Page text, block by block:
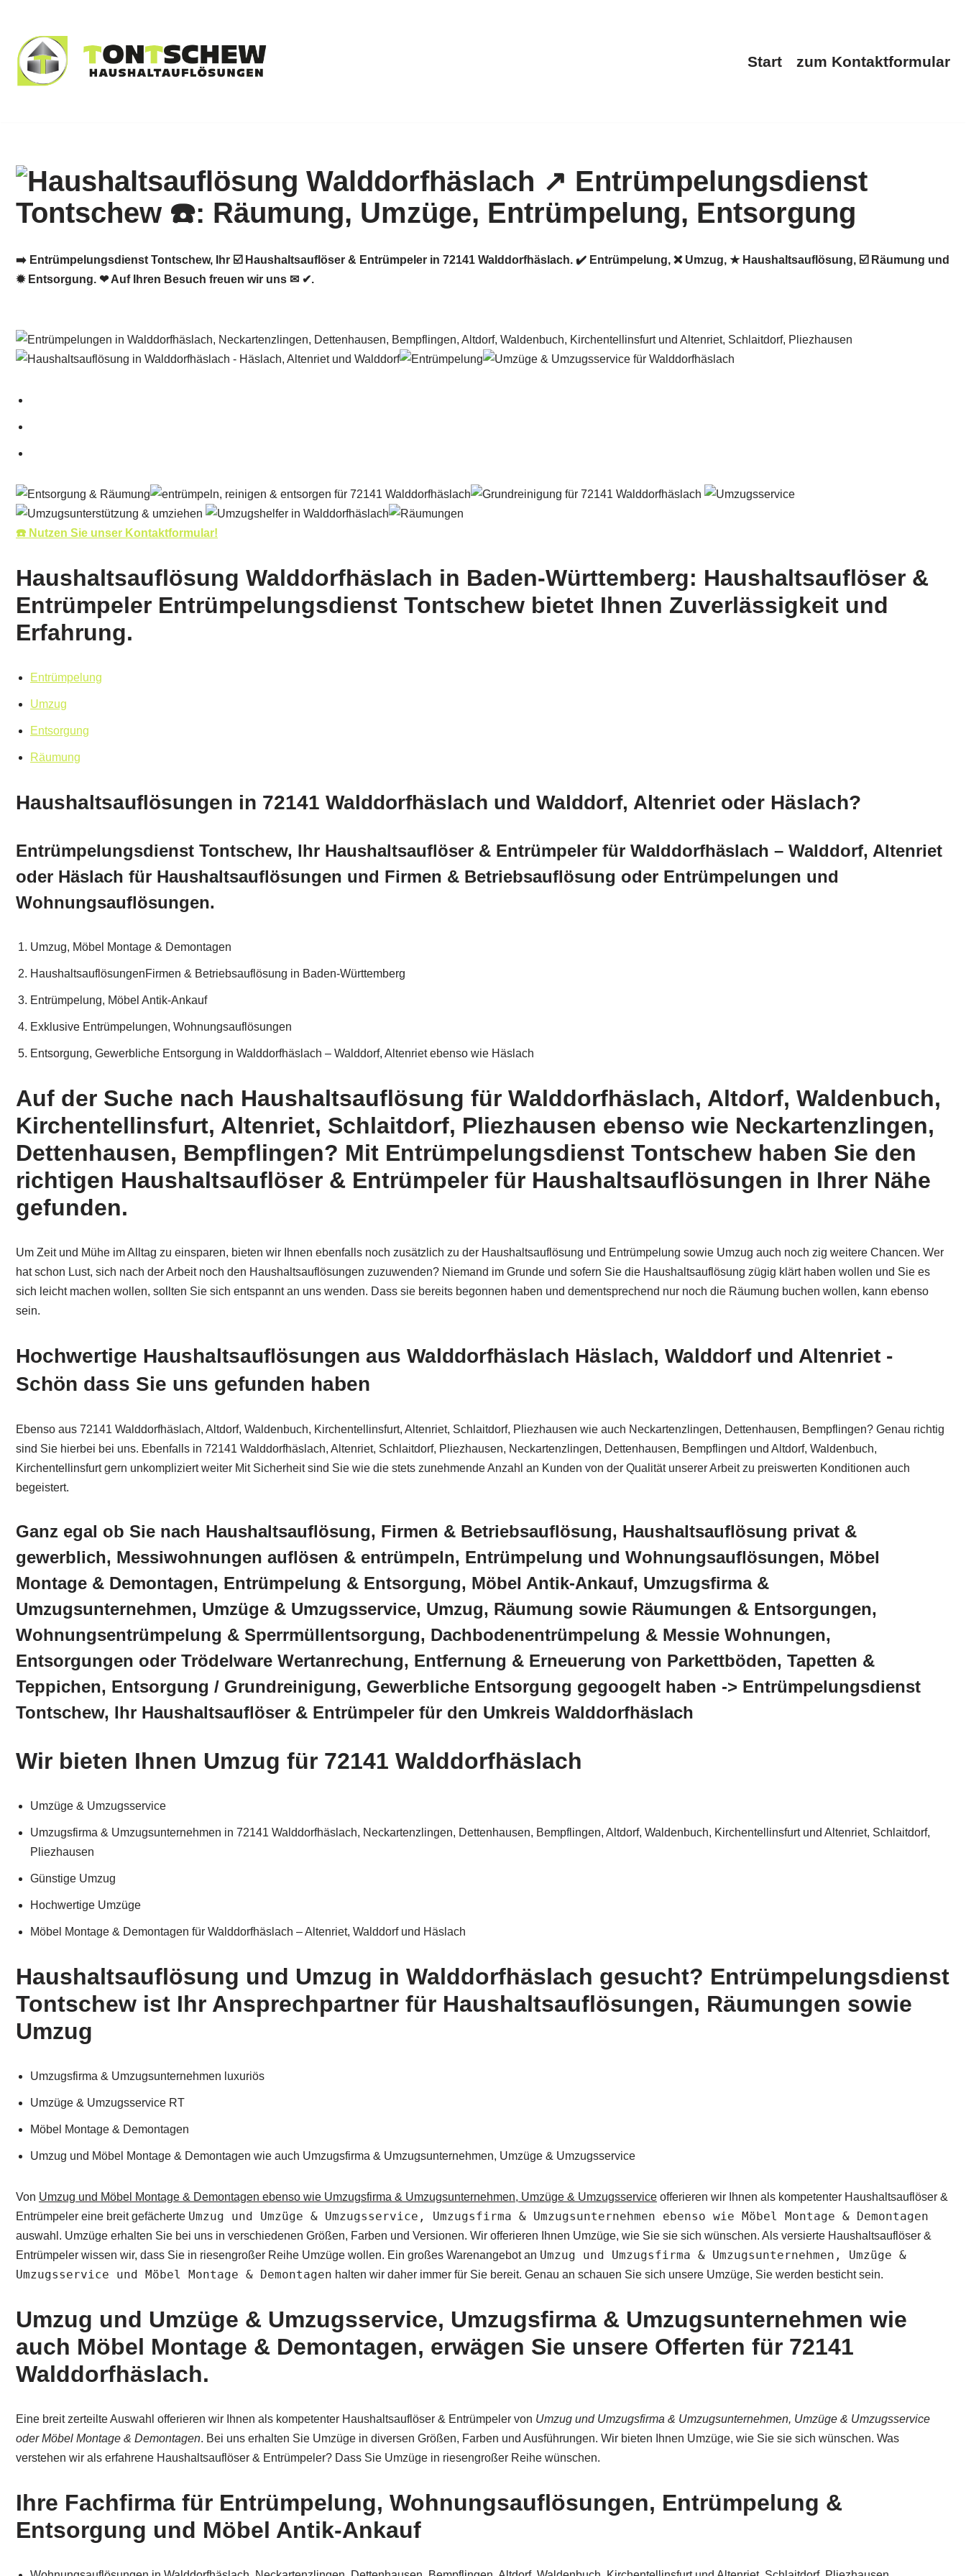
Zum
Inhalt
springen
Start zum Kontaktformular
➡️ Entrümpelungsdienst Tontschew, Ihr ☑️ Haushaltsauflöser & Entrümpeler in 72141 Walddorfhäslach. ✔️ Entrümpelung, ❌ Umzug, ★ Haushaltsauflösung, ☑️ Räumung und
✹ Entsorgung. ❤ Auf Ihren Besuch freuen wir uns ✉ ✔.
☎️ Nutzen Sie unser Kontaktformular!
Haushaltsauflösung Walddorfhäslach in Baden-Württemberg: Haushaltsauflöser &
Entrümpeler Entrümpelungsdienst Tontschew bietet Ihnen Zuverlässigkeit und
Erfahrung.
Entrümpelung
Umzug
Entsorgung
Räumung
Haushaltsauflösungen in 72141 Walddorfhäslach und Walddorf, Altenriet oder Häslach?
Entrümpelungsdienst Tontschew, Ihr Haushaltsauflöser & Entrümpeler für Walddorfhäslach – Walddorf, Altenriet
oder Häslach für Haushaltsauflösungen und Firmen & Betriebsauflösung oder Entrümpelungen und
Wohnungsauflösungen.
Umzug, Möbel Montage & Demontagen
HaushaltsauflösungenFirmen & Betriebsauflösung in Baden-Württemberg
Entrümpelung, Möbel Antik-Ankauf
Exklusive Entrümpelungen, Wohnungsauflösungen
Entsorgung, Gewerbliche Entsorgung in Walddorfhäslach – Walddorf, Altenriet ebenso wie Häslach
Auf der Suche nach Haushaltsauflösung für Walddorfhäslach, Altdorf, Waldenbuch,
Kirchentellinsfurt, Altenriet, Schlaitdorf, Pliezhausen ebenso wie Neckartenzlingen,
Dettenhausen, Bempflingen? Mit Entrümpelungsdienst Tontschew haben Sie den
richtigen Haushaltsauflöser & Entrümpeler für Haushaltsauflösungen in Ihrer Nähe
gefunden.
Um Zeit und Mühe im Alltag zu einsparen, bieten wir Ihnen ebenfalls noch zusätzlich zu der Haushaltsauflösung und Entrümpelung sowie Umzug auch noch zig weitere Chancen. Wer
hat schon Lust, sich nach der Arbeit noch den Haushaltsauflösungen zuzuwenden? Niemand im Grunde und sofern Sie die Haushaltsauflösung zügig klärt haben wollen und Sie es
sich leicht machen wollen, sollten Sie sich entspannt an uns wenden. Dass sie bereits begonnen haben und dementsprechend nur noch die Räumung buchen wollen, kann ebenso
sein.
Hochwertige Haushaltsauflösungen aus Walddorfhäslach Häslach, Walddorf und Altenriet -
Schön dass Sie uns gefunden haben
Ebenso aus 72141 Walddorfhäslach, Altdorf, Waldenbuch, Kirchentellinsfurt, Altenriet, Schlaitdorf, Pliezhausen wie auch Neckartenzlingen, Dettenhausen, Bempflingen? Genau richtig
sind Sie hierbei bei uns. Ebenfalls in 72141 Walddorfhäslach, Altenriet, Schlaitdorf, Pliezhausen, Neckartenzlingen, Dettenhausen, Bempflingen und Altdorf, Waldenbuch,
Kirchentellinsfurt gern unkompliziert weiter Mit Sicherheit sind Sie wie die stets zunehmende Anzahl an Kunden von der Qualität unserer Arbeit zu preiswerten Konditionen auch
begeistert.
Ganz egal ob Sie nach Haushaltsauflösung, Firmen & Betriebsauflösung, Haushaltsauflösung privat &
gewerblich, Messiwohnungen auflösen & entrümpeln, Entrümpelung und Wohnungsauflösungen, Möbel
Montage & Demontagen, Entrümpelung & Entsorgung, Möbel Antik-Ankauf, Umzugsfirma &
Umzugsunternehmen, Umzüge & Umzugsservice, Umzug, Räumung sowie Räumungen & Entsorgungen,
Wohnungsentrümpelung & Sperrmüllentsorgung, Dachbodenentrümpelung & Messie Wohnungen,
Entsorgungen oder Trödelware Wertanrechung, Entfernung & Erneuerung von Parkettböden, Tapetten &
Teppichen, Entsorgung / Grundreinigung, Gewerbliche Entsorgung gegoogelt haben -> Entrümpelungsdienst
Tontschew, Ihr Haushaltsauflöser & Entrümpeler für den Umkreis Walddorfhäslach
Wir bieten Ihnen Umzug für 72141 Walddorfhäslach
Umzüge & Umzugsservice
Umzugsfirma & Umzugsunternehmen in 72141 Walddorfhäslach, Neckartenzlingen, Dettenhausen, Bempflingen, Altdorf, Waldenbuch, Kirchentellinsfurt und Altenriet, Schlaitdorf,
Pliezhausen
Günstige Umzug
Hochwertige Umzüge
Möbel Montage & Demontagen für Walddorfhäslach – Altenriet, Walddorf und Häslach
Haushaltsauflösung und Umzug in Walddorfhäslach gesucht? Entrümpelungsdienst
Tontschew ist Ihr Ansprechpartner für Haushaltsauflösungen, Räumungen sowie
Umzug
Umzugsfirma & Umzugsunternehmen luxuriös
Umzüge & Umzugsservice RT
Möbel Montage & Demontagen
Umzug und Möbel Montage & Demontagen wie auch Umzugsfirma & Umzugsunternehmen, Umzüge & Umzugsservice
Von Umzug und Möbel Montage & Demontagen ebenso wie Umzugsfirma & Umzugsunternehmen, Umzüge & Umzugsservice offerieren wir Ihnen als kompetenter Haushaltsauflöser &
Entrümpeler eine breit gefächerte Umzug und Umzüge & Umzugsservice, Umzugsfirma & Umzugsunternehmen ebenso wie Möbel Montage & Demontagen
auswahl. Umzüge erhalten Sie bei uns in verschiedenen Größen, Farben und Versionen. Wir offerieren Ihnen Umzüge, wie Sie sie sich wünschen. Als versierte Haushaltsauflöser &
Entrümpeler wissen wir, dass Sie in riesengroßer Reihe Umzüge wollen. Ein großes Warenangebot an Umzug und Umzugsfirma & Umzugsunternehmen, Umzüge &
Umzugsservice und Möbel Montage & Demontagen halten wir daher immer für Sie bereit. Genau an schauen Sie sich unsere Umzüge, Sie werden besticht sein.
Umzug und Umzüge & Umzugsservice, Umzugsfirma & Umzugsunternehmen wie
auch Möbel Montage & Demontagen, erwägen Sie unsere Offerten für 72141
Walddorfhäslach.
Eine breit zerteilte Auswahl offerieren wir Ihnen als kompetenter Haushaltsauflöser & Entrümpeler von Umzug und Umzugsfirma & Umzugsunternehmen, Umzüge & Umzugsservice
oder Möbel Montage & Demontagen. Bei uns erhalten Sie Umzüge in diversen Größen, Farben und Ausführungen. Wir bieten Ihnen Umzüge, wie Sie sie sich wünschen. Was
verstehen wir als erfahrene Haushaltsauflöser & Entrümpeler? Dass Sie Umzüge in riesengroßer Reihe wünschen.
Ihre Fachfirma für Entrümpelung, Wohnungsauflösungen, Entrümpelung &
Entsorgung und Möbel Antik-Ankauf